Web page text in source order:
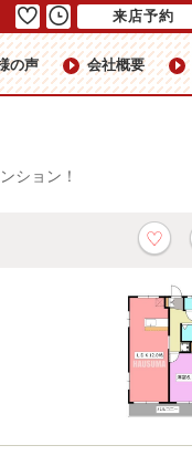
の声 会社概要
ション！
来店予約